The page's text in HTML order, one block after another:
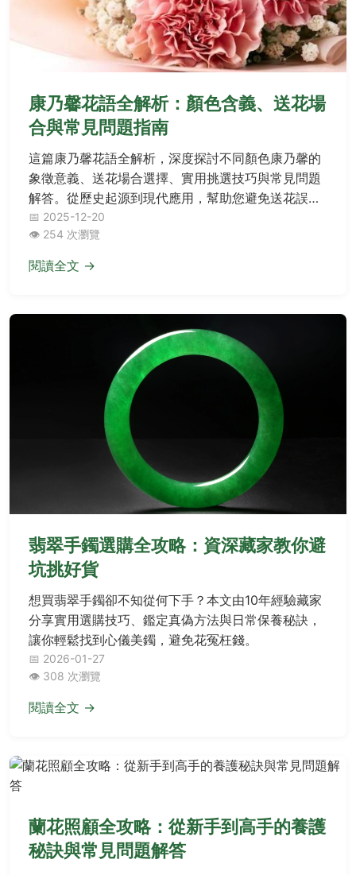
康乃馨花語全解析：顏色含義、送花場
合與常見問題指南
這篇康乃馨花語全解析，深度探討不同顏色康乃馨的
象徵意義、送花場合選擇、實用挑選技巧與常見問題
解答。從歷史起源到現代應用，幫助您避免送花誤
區，輕鬆掌握康乃馨花語的精髓，無論是母親節、情
人節還是日常送禮都能得心應手。
📅 2025-12-20
👁️ 254 次瀏覽
閱讀全文 →
翡翠手鐲選購全攻略：資深藏家教你避
坑挑好貨
想買翡翠手鐲卻不知從何下手？本文由10年經驗藏家
分享實用選購技巧、鑑定真偽方法與日常保養秘訣，
讓你輕鬆找到心儀美鐲，避免花冤枉錢。
📅 2026-01-27
👁️ 308 次瀏覽
閱讀全文 →
蘭花照顧全攻略：從新手到高手的養護
秘訣與常見問題解答